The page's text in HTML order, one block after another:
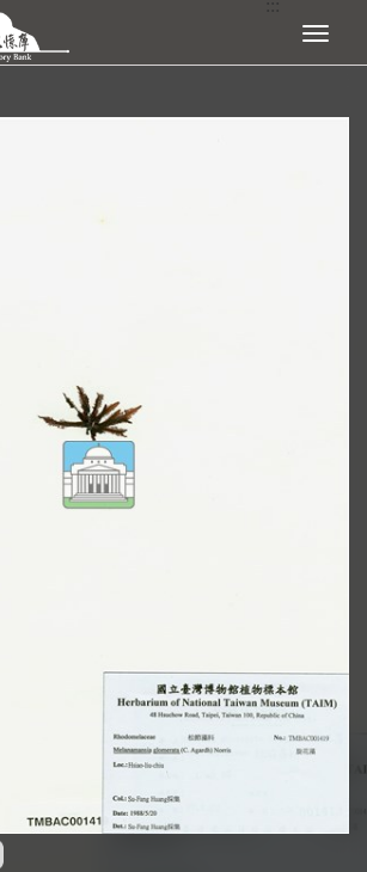
展開選單
創用CC姓名標示-非商業性 3.0 台灣及其後版本(CC BY-NC 3.0 TW +)